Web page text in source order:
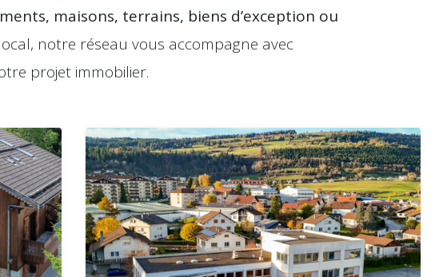
maisons, terrains, biens d’exception ou
notre réseau vous accompagne avec
projet immobilier.